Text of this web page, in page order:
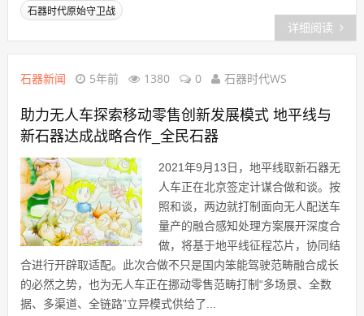
石器时代原始守卫战
详细阅读
石器新闻 5年前 1380 0 石器时代WS
助力无人车探索移动零售创新发展模式 地平线与
新石器达成战略合作_全民石器
2021年9月13日，地平线取新石器无
人车正在北京签定计谋合做和谈。按
照和谈，两边就打制面向无人配送车
量产的融合感知处理方案展开深度合
做，将基于地平线征程芯片，协同结
合进行开辟取适配。此次合做不只是国内笨能驾驶范畴融合成长
的必然之势，也为无人车正在挪动零售范畴打制“多场景、全数
据、多渠道、全链路”立异模式供给了...